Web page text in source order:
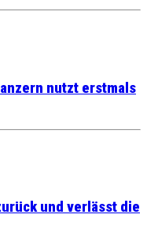
nutzt erstmals
und verlässt die